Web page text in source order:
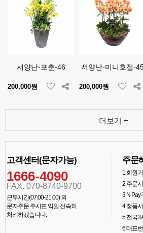
서양난-포춘-46
200,000원
서양난-미니호접-
200,000원
더보기 +
고객센터(문자가능)
1666-4090
FAX. 070-8740-9700
근무시간(07:00-21:00) 외
문자주문 주시면 익일 신속히
처리하겠습니다.
주문
1회원
2주문
3N Pay
4정품
5전국3
6대표